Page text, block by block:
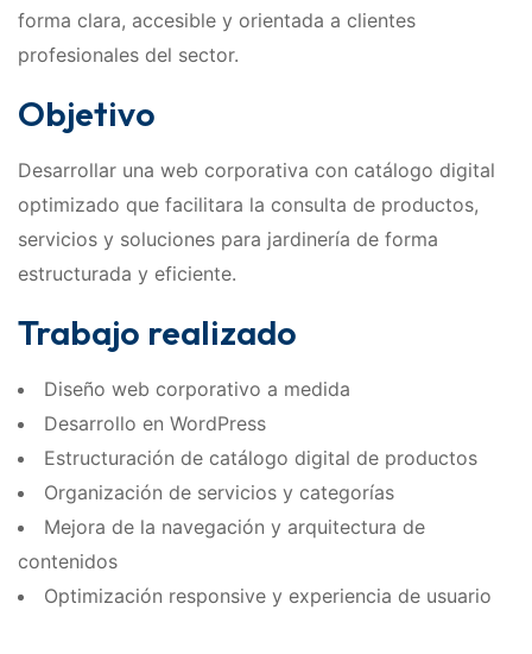
forma clara, accesible y orientada a clientes
profesionales del sector.
Objetivo
Desarrollar una web corporativa con catálogo digital
optimizado que facilitara la consulta de productos,
servicios y soluciones para jardinería de forma
estructurada y eficiente.
Trabajo realizado
Diseño web corporativo a medida
Desarrollo en WordPress
Estructuración de catálogo digital de productos
Organización de servicios y categorías
Mejora de la navegación y arquitectura de
contenidos
Optimización responsive y experiencia de usuario